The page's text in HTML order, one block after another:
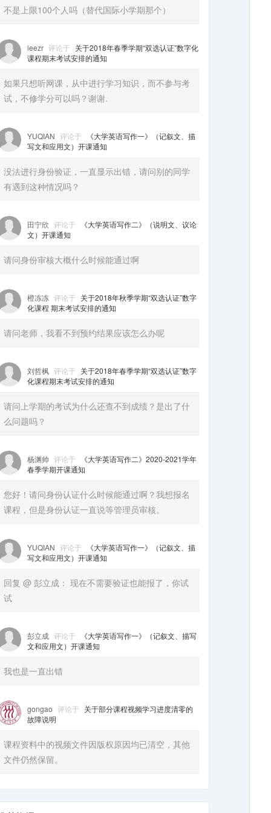
不是上限100个人吗（替代国际小学期那个）
leezr 评论于 关于2018年春季学期“双选认证”数字化
课程期末考试安排的通知
如果只想听网课，从中进行学习知识，而不参与考
试，不修学分可以吗？谢谢.
YUQIAN 评论于
《大学英语写作一》（记叙文、描
写文和应用文）开课通知
没法进行身份验证，一直显示出错，请问别的同学
有遇到这种情况吗？
田宁欣 评论于
《大学英语写作二》（说明文、议论
文）开课通知
请问身份审核大概什么时候能通过啊
橙冻冻 评论于 关于2018年秋季学期“双选认证”数字
化课程 期末考试安排的通知
请问老师，我看不到预约结果应该怎么办呢
刘哲枫 评论于 关于2018年春季学期“双选认证”数字
化课程期末考试安排的通知
请问上学期的考试为什么还查不到成绩？是出了什
么问题吗？
杨渊帅 评论于
《大学英语写作二》2020-2021学年
春季学期开课通知
您好！请问身份认证什么时候能通过啊？我想报名
课程，但是身份认证一直说等管理员审核。
YUQIAN 评论于
《大学英语写作一》（记叙文、描
写文和应用文）开课通知
回复 @ 彭立成： 现在不需要验证也能报了，你试
试
彭立成 评论于
《大学英语写作一》（记叙文、描写
文和应用文）开课通知
我也是一直出错
gongao 评论于 关于部分课程视频学习进度清零的
故障说明
课程资料中的视频文件因版权原因均已清空，其他
文件仍然保留。